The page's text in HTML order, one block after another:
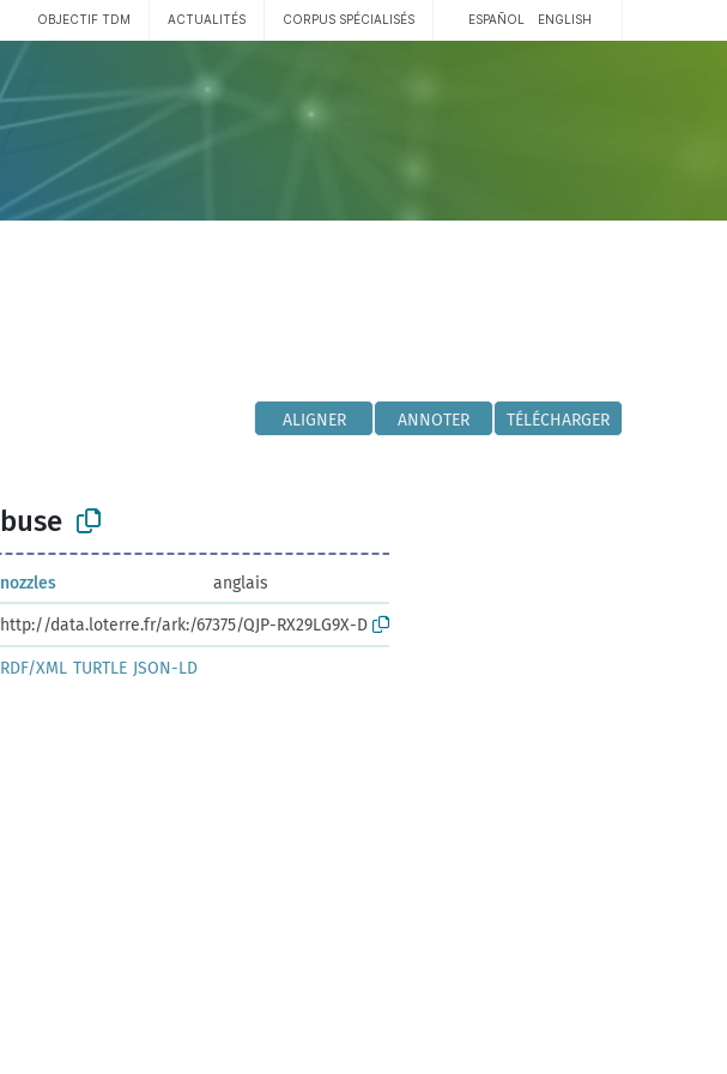
OBJECTIF TDM ACTUALITÉS CORPUS SPÉCIALISÉS ESPAÑOL ENGLISH
ALIGNER ANNOTER TÉLÉCHARGER
buse
nozzles
anglais
http://data.loterre.fr/ark:/67375/QJP-RX29LG9X-D
RDF/XML TURTLE JSON-LD